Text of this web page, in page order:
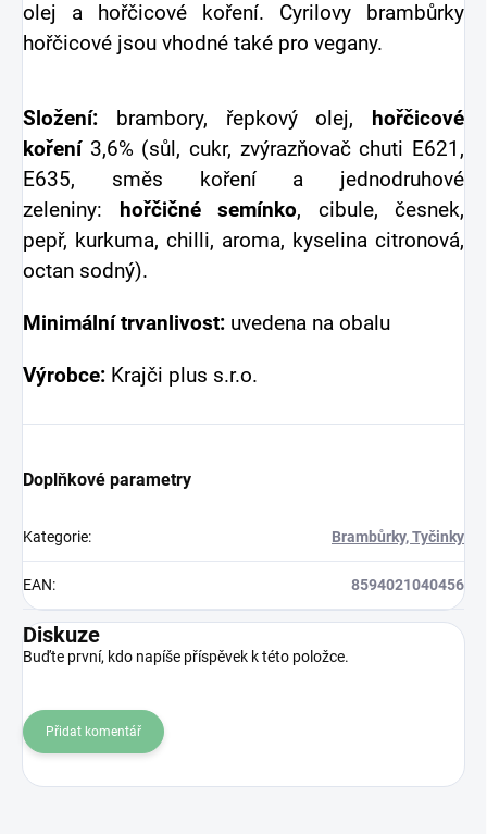
olej a hořčicové koření. Cyrilovy brambůrky
hořčicové jsou vhodné také pro vegany.
Složení: brambory, řepkový olej, hořčicové
koření3,6% (sůl, cukr, zvýrazňovač chuti E621,
E635, směs koření a jednodruhové
zeleniny: hořčičné semínko, cibule, česnek,
pepř, kurkuma, chilli, aroma, kyselina citronová,
octan sodný).
Minimální trvanlivost: uvedena na obalu
Výrobce: Krajči plus s.r.o.
Doplňkové parametry
Kategorie: Brambůrky, Tyčinky
EAN: 8594021040456
Diskuze
Buďte první, kdo napíše příspěvek k této položce.
Přidat komentář